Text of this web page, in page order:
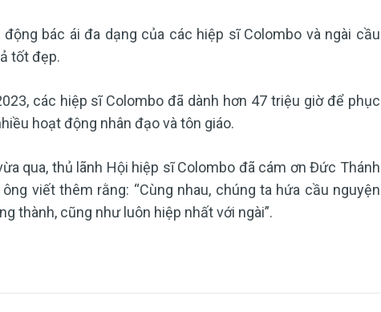
bác ái đa dạng của các hiệp sĩ Colombo và ngài cầu
tốt đẹp.
các hiệp sĩ Colombo đã dành hơn 47 triệu giờ để phục
hoạt động nhân đạo và tôn giáo.
qua, thủ lãnh Hội hiệp sĩ Colombo đã cám ơn Đức Thánh
viết thêm rằng: “Cùng nhau, chúng ta hứa cầu nguyện
thành, cũng như luôn hiệp nhất với ngài”.